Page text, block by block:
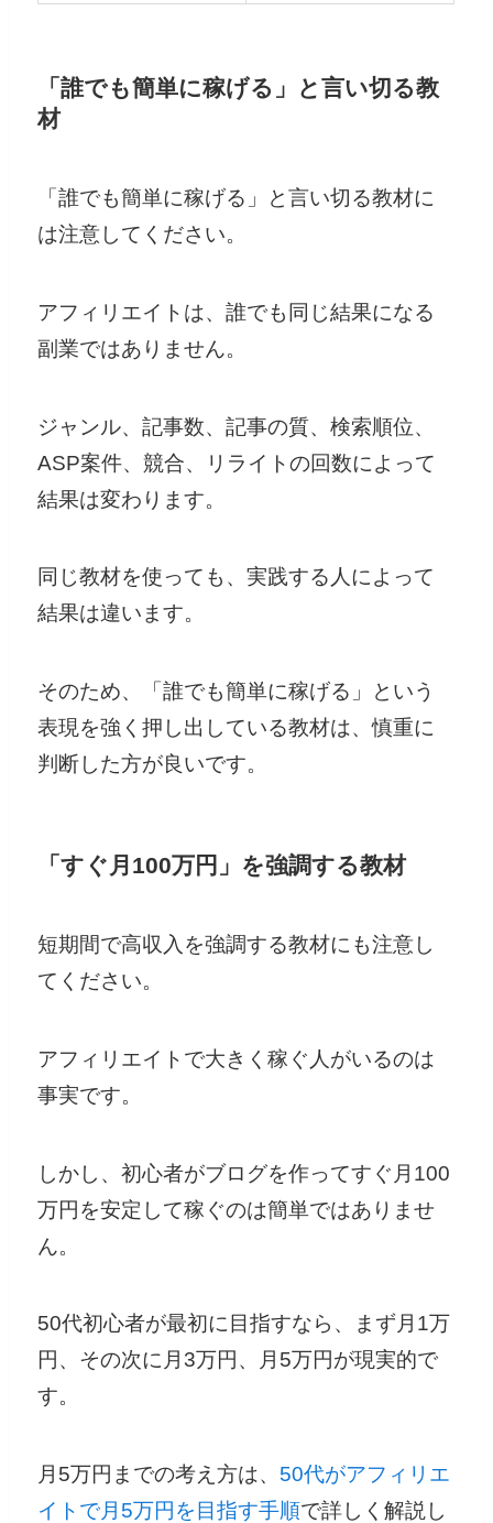
「誰でも簡単に稼げる」と言い切る教
材
「誰でも簡単に稼げる」と言い切る教材に
は注意してください。
アフィリエイトは、誰でも同じ結果になる
副業ではありません。
ジャンル、記事数、記事の質、検索順位、
ASP案件、競合、リライトの回数によって
結果は変わります。
同じ教材を使っても、実践する人によって
結果は違います。
そのため、「誰でも簡単に稼げる」という
表現を強く押し出している教材は、慎重に
判断した方が良いです。
「すぐ月100万円」を強調する教材
短期間で高収入を強調する教材にも注意し
てください。
アフィリエイトで大きく稼ぐ人がいるのは
事実です。
しかし、初心者がブログを作ってすぐ月100
万円を安定して稼ぐのは簡単ではありませ
ん。
50代初心者が最初に目指すなら、まず月1万
円、その次に月3万円、月5万円が現実的で
す。
月5万円までの考え方は、 50代がアフィリエ
イトで月5万円を目指す手順で詳しく解説し